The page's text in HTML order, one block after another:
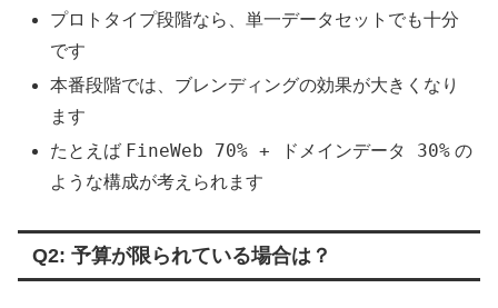
プロトタイプ段階なら、単一データセットでも十分
です
本番段階では、ブレンディングの効果が大きくなり
ます
たとえば FineWeb 70% + ドメインデータ 30% の
ような構成が考えられます
Q2: 予算が限られている場合は？